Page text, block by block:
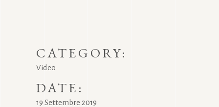
CATEGORY:
Video
DATE:
19 Settembre 2019